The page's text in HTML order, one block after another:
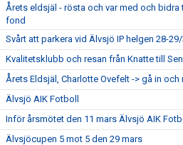
Årets eldsjäl - rösta och var med och bidra
fond
Svårt att parkera vid Älvsjö IP helgen 28-
Kvalitetsklubb och resan från Knatte till
Årets Eldsjäl, Charlotte Ovefelt -> gå in och
Älvsjö AIK Fotboll
Inför årsmötet den 11 mars Älvsjö AIK
Älvsjöcupen 5 mot 5 den 29 mars